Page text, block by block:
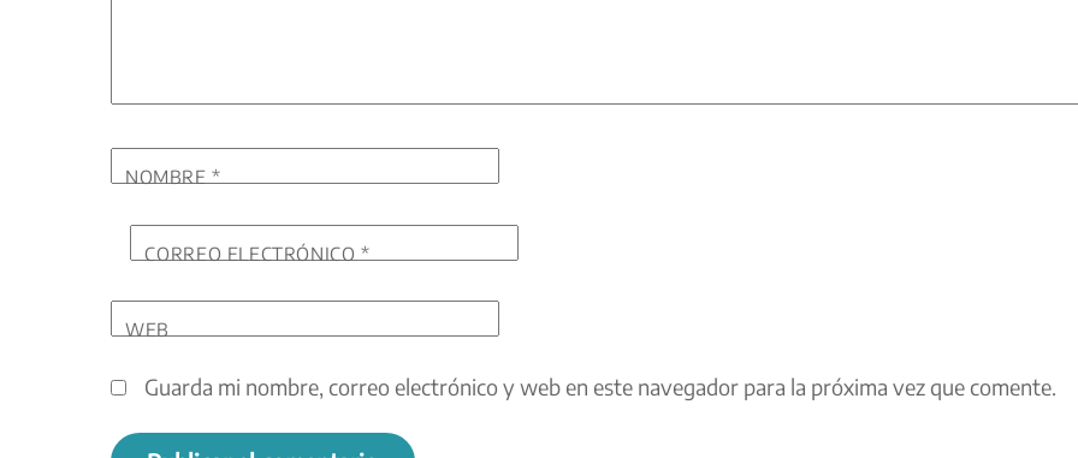
NOMBRE*
CORREO ELECTRÓNICO*
WEB
Guarda mi nombre, correo electrónico y web en este navegador para la próxima vez que comente.